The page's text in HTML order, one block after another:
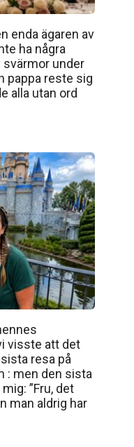
enda ägaren av
ha några
svärmor under
pappa reste sig
alla utan ord
visste att det
resa på
: men den sista
”Fru, det
man aldrig har